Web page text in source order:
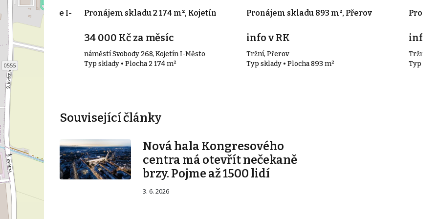
m², Hranice I-
m²
Pronájem skladu 2 174 m², Kojetín
34 000 Kč za měsíc
náměstí Svobody 268, Kojetín I-Město
Typ sklady • Plocha 2 174 m²
Pronájem skladu 893 m², Přerov
info v RK
Tržní, Přerov
Typ sklady • Plocha 893 m²
info v
Tržní,
Typ
Související články
Nová hala Kongresového
centra má otevřít nečekaně
brzy. Pojme až 1500 lidí
3. 6. 2026